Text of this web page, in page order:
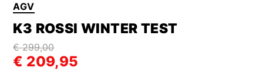
AGV
K3 ROSSI WINTER TEST
€ 299,00
€ 209,95